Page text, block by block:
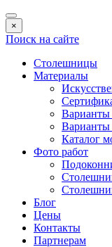
×
Поиск на сайте
Столешницы
Материалы
Варианты
Варианты
Каталог
Фото работ
Блог
Цены
Контакты
Партнерам